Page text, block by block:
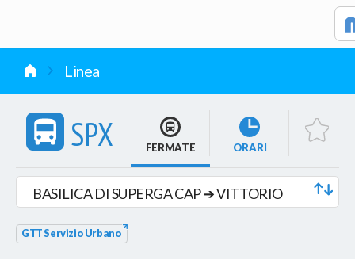
Linea
SPX FERMATE ORARI
BASILICA DI SUPERGA CAP ➔ VITTORIO
GTT Servizio Urbano